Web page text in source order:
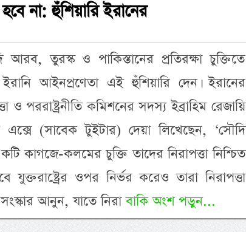
না: হুঁশিয়ারি ইরানের
তুরস্ক ও পাকিস্তানের প্রতিরক্ষা চুক্তিতে
আইনপ্রণেতা এই হুঁশিয়ারি দেন। ইরানের
ও পররাষ্ট্রনীতি কমিশনের সদস্য ইব্রাহিম রেজায়ি
এক্সে (সাবেক টুইটার) দেয়া লিখেছেন, ‘সৌদি
কাগজে-কলমের চুক্তি তাদের নিরাপত্তা নিশ্চিত
ওপর নির্ভর করেও তারা নিরাপত্তা
আনুন, যাতে নিরাবাকি অংশ পড়ুন...